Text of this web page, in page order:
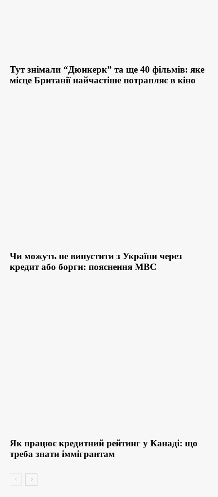
Тут знімали “Дюнкерк” та ще 40 фільмів: яке
місце Британії найчастіше потрапляє в кіно
Чи можуть не випустити з України через
кредит або борги: пояснення МВС
Як працює кредитний рейтинг у Канаді: що
треба знати іммігрантам